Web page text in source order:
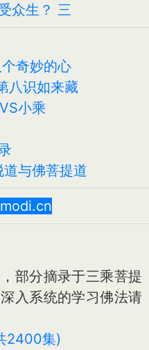
众生？ 三
奇妙的心
八识如来藏
小乘
与佛菩提道
部分摘录于三乘菩提
入系统的学习佛法请
2400集)